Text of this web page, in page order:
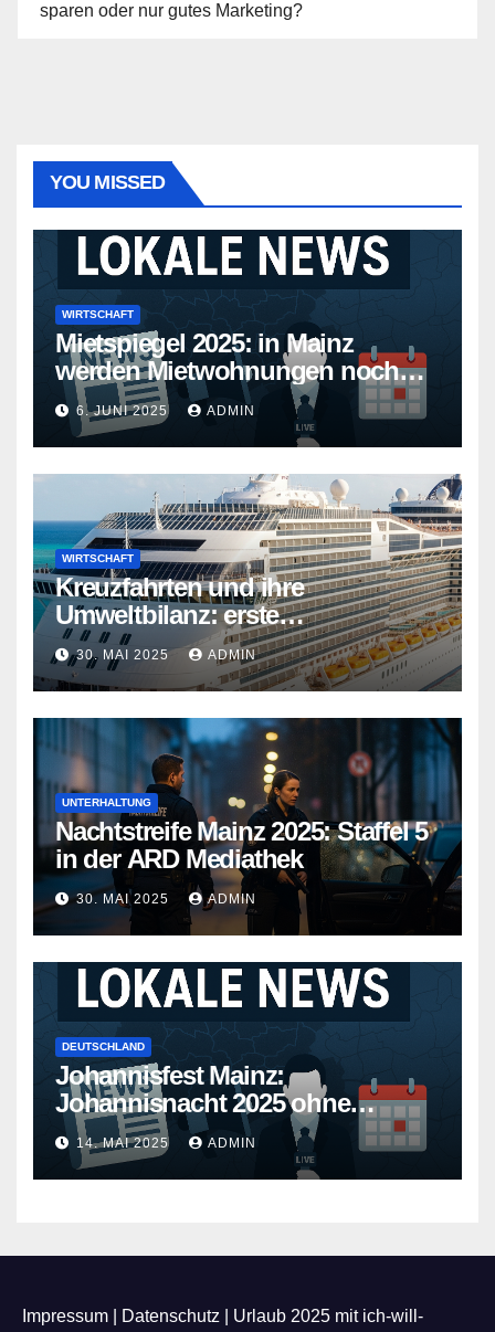
sparen oder nur gutes Marketing?
YOU MISSED
WIRTSCHAFT
Mietspiegel 2025: in Mainz
werden Mietwohnungen noch
teurer
6. JUNI 2025 ADMIN
WIRTSCHAFT
Kreuzfahrten und ihre
Umweltbilanz: erste
Kreuzfahrtschiffe gehen neue
Wege
30. MAI 2025 ADMIN
UNTERHALTUNG
Nachtstreife Mainz 2025: Staffel 5
in der ARD Mediathek
30. MAI 2025 ADMIN
DEUTSCHLAND
Johannisfest Mainz:
Johannisnacht 2025 ohne
Feuerwerk
14. MAI 2025 ADMIN
Impressum Datenschutz Urlaub 2025 mit ich-will-